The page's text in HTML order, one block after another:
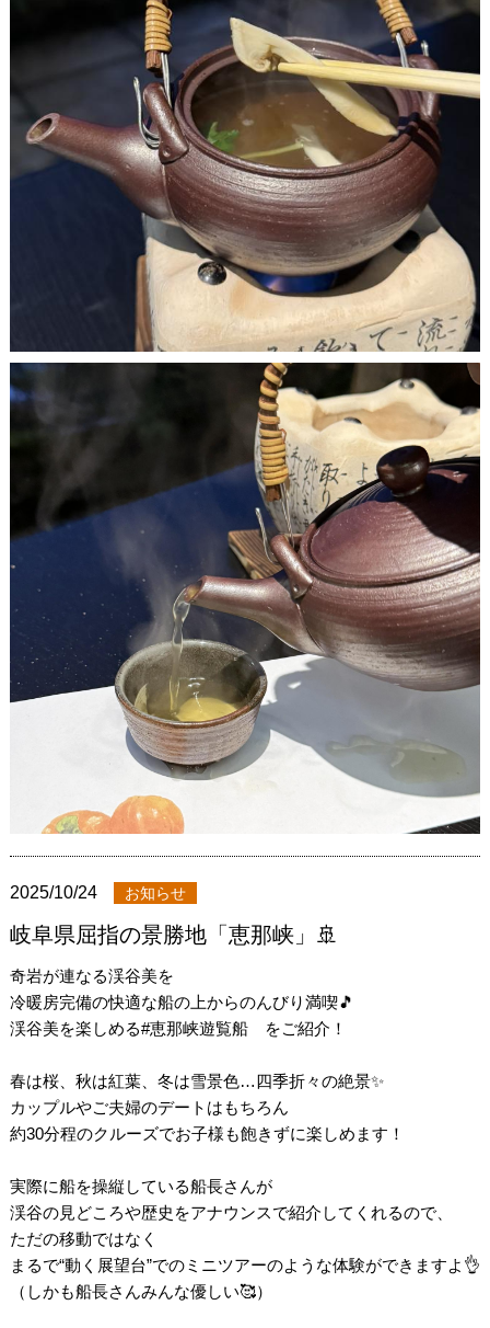
2025/10/24 お知らせ
岐阜県屈指の景勝地「恵那峡」🚢
奇岩が連なる渓谷美を
冷暖房完備の快適な船の上からのんびり満喫🎵
渓谷美を楽しめる#恵那峡遊覧船 をご紹介！
春は桜、秋は紅葉、冬は雪景色…四季折々の絶景✨
カップルやご夫婦のデートはもちろん
約30分程のクルーズでお子様も飽きずに楽しめます！
実際に船を操縦している船長さんが
渓谷の見どころや歴史をアナウンスで紹介してくれるので、
ただの移動ではなく
まるで“動く展望台”でのミニツアーのような体験ができますよ👌
（しかも船長さんみんな優しい🥰）